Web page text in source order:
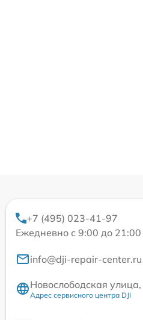
+7 (495) 023-41-97
Ежедневно с 9:00 до 21:00
info@dji-repair-center.ru
Новослободская
Адрес сервисного центра DJI